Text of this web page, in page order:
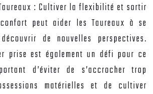
: Cultiver la flexibilité et sortir
peut aider les Taureaux à se
de nouvelles perspectives.
prise est également un défi pour ce
d’éviter de s’accrocher trop
matérielles et de cultiver